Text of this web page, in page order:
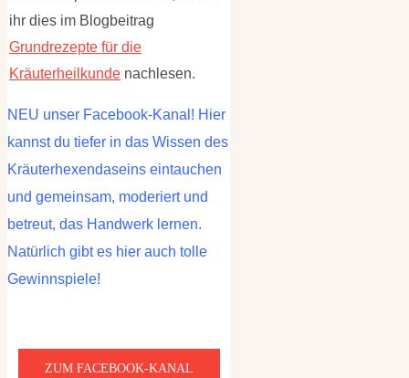
ihr dies im Blogbeitrag
Grundrezepte für die
Kräuterheilkundenachlesen.
NEU unser Facebook-Kanal! Hier
kannst du tiefer in das Wissen des
Kräuterhexendaseins eintauchen
und gemeinsam, moderiert und
betreut, das Handwerk lernen.
Natürlich gibt es hier auch tolle
Gewinnspiele!
ZUM FACEBOOK-KANAL